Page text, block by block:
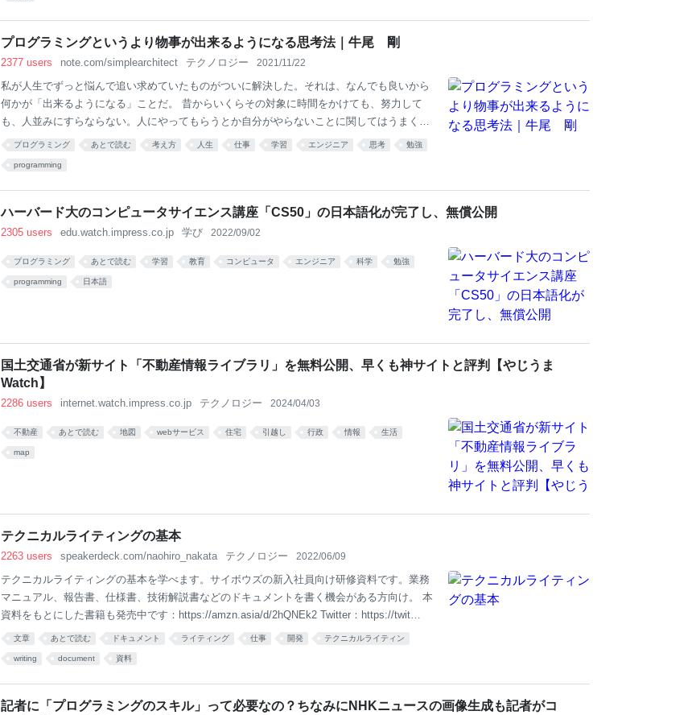
プログラミングというより物事が出来るようになる思考法｜牛尾 剛
2377 users note.com/simplearchitect テクノロジー 2021/11/22
私が人生でずっと悩んで追い求めていたものがついに解決した。それは、なんでも良いから
何かが「出来るようになる」ことだ。 昔からいくらその対象に時間をかけても、努力して
も、人並みにすらならない。人にやってもらうとか自分がやらないことに関してはうまくい
くのだが、自分が何かが出来るようになるということに関しては人生５０年目だが、絶望的
解決方法私はクソ不器用で、なにやってもできないので、人生で出来たらいいことを２つだ
け定めた。ギター演奏と、プログラミング。ギター演奏に関しては少し前に解決した。根本
的な問題を一つ上げるとすると、「ゆっくりから、メトロノームで練習する」これだけだ。
プログラミング あとで読む 考え方 人生 仕事 学習 エンジニア 思考 勉強
programming
ハーバード大のコンピュータサイエンス講座「CS50」の日本語化が完了し、無償公開
2305 users edu.watch.impress.co.jp 学び 2022/09/02
プログラミング あとで読む 学習 教育 コンピュータ エンジニア 科学 勉強
programming 日本語
国土交通省が新サイト「不動産情報ライブラリ」を無料公開、早くも神サイトと評判【やじうま
Watch】
2286 users internet.watch.impress.co.jp テクノロジー 2024/04/03
不動産 あとで読む 地図 webサービス 住宅 引越し 行政 情報 生活
map
テクニカルライティングの基本
2263 users speakerdeck.com/naohiro_nakata テクノロジー 2022/06/09
テクニカルライティングの基本を学べます。サイボウズの新入社員向け研修資料です。業務
マニュアル、報告書、仕様書、技術解説書などのドキュメントを書く機会がある方向け。 本
資料をもとにした書籍も発売中です：https://amzn.asia/d/2hQNEk2 Twitter：https://twit…
文章 あとで読む ドキュメント ライティング 仕事 開発 テクニカルライティン
writing document 資料
記者に「プログラミングのスキル」って必要なの？ちなみにNHKニュースの画像生成も記者がコ